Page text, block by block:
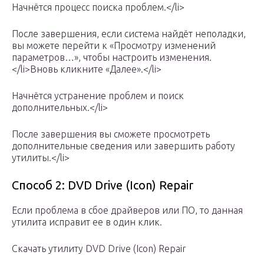
Начнётся процесс поиска проблем.</li>
После завершения, если система найдёт неполадки,
вы можете перейти к «Просмотру изменений
параметров…», чтобы настроить изменения.
</li>Вновь кликните «Далее».</li>
Начнётся устранение проблем и поиск
дополнительных.</li>
После завершения вы сможете просмотреть
дополнительные сведения или завершить работу
утилиты.</li>
Способ 2: DVD Drive (Icon) Repair
Если проблема в сбое драйверов или ПО, то данная
утилита исправит ее в один клик.
Скачать утилиту DVD Drive (Icon) Repair